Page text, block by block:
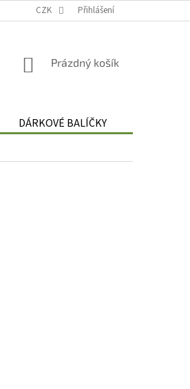
Odstoupení od smlouvy
CZK Přihlášení
NÁKUPNÍ
Prázdný košík
DÁRKOVÉ BALÍČKY